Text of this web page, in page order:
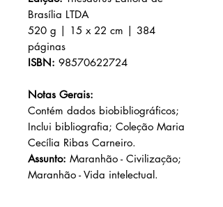
Brasília LTDA
520 g | 15 x 22 cm | 384
páginas
ISBN: 98570622724
Notas Gerais:
Contém dados biobibliográficos;
Inclui bibliografia; Coleção Maria
Cecília Ribas Carneiro.
Assunto: Maranhão - Civilização;
Maranhão - Vida intelectual.